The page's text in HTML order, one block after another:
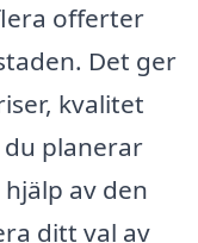
offerter
Det ger
kvalitet
du planerar
av den
ditt val av